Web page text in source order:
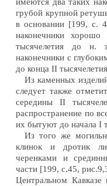
имеются два таких
грубой крупной
в основании [199, с.
наконечники
тысячелетия до н.
наконечники с
до конца II
Из каменных
следует также
середины II
распространение по
их бытуют до начала I
Из того же
клинок и дротик
черенками и
части [199, с.45,
Центральном